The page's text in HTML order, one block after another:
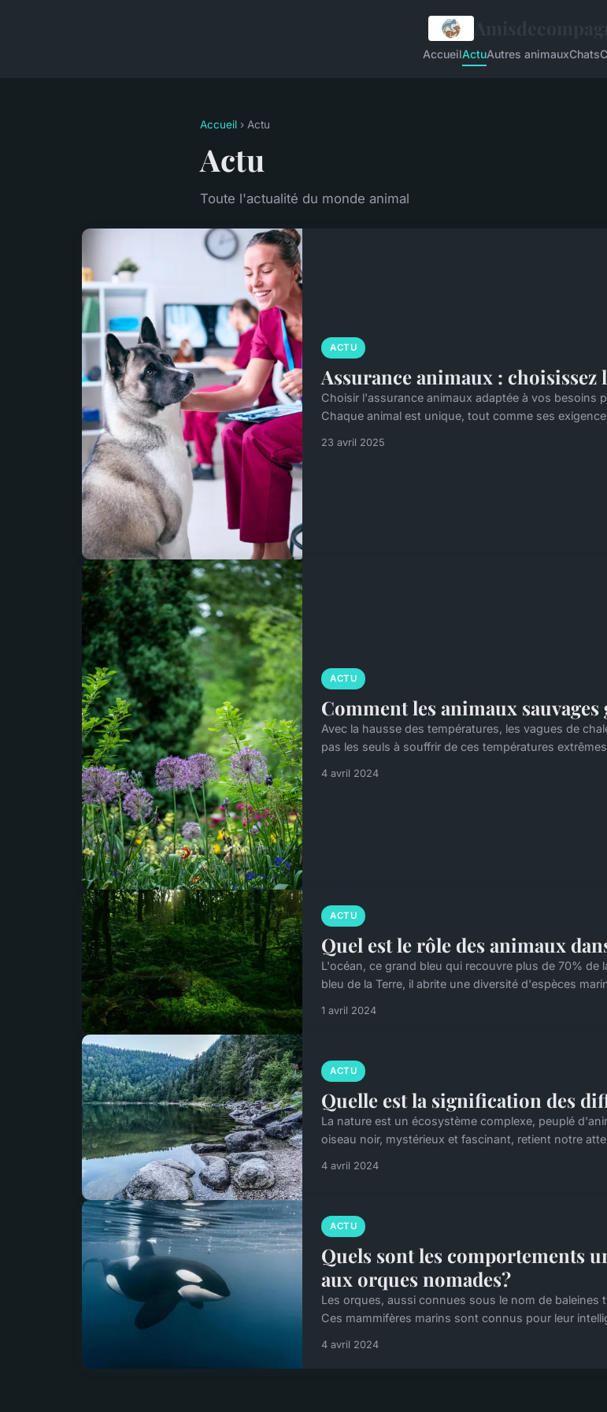
AccueilActuAutres animauxChats
Accueil › Actu
Actu
Toute l'actualité du monde animal
ACTU
Assurance animaux :
Choisir l'assurance animaux adaptée à vos besoins
Chaque animal est unique, tout comme ses
23 avril 2025
ACTU
Comment les animaux
Avec la hausse des températures, les vagues de
pas les seuls à souffrir de ces températures
4 avril 2024
ACTU
Quel est le rôle des animaux
L'océan, ce grand bleu qui recouvre plus de 70%
bleu de la Terre, il abrite une diversité d'espèces
1 avril 2024
ACTU
Quelle est la signification des
La nature est un écosystème complexe, peuplé
oiseau noir, mystérieux et fascinant, retient notre
4 avril 2024
ACTU
Quels sont les comportements
aux orques nomades?
Les orques, aussi connues sous le nom de
Ces mammifères marins sont connus pour leur
4 avril 2024